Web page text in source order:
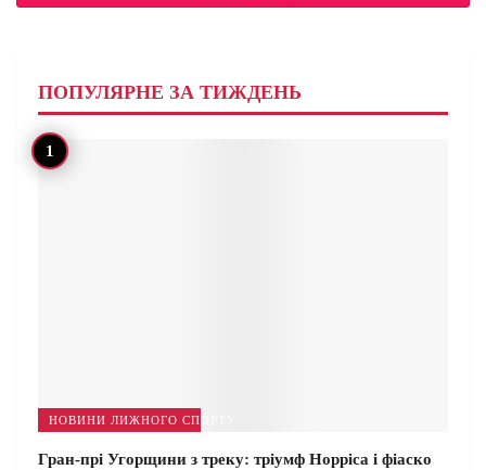
ПОПУЛЯРНЕ ЗА ТИЖДЕНЬ
НОВИНИ ЛИЖНОГО СПОРТУ
Гран-прі Угорщини з треку: тріумф Норріса і фіаско